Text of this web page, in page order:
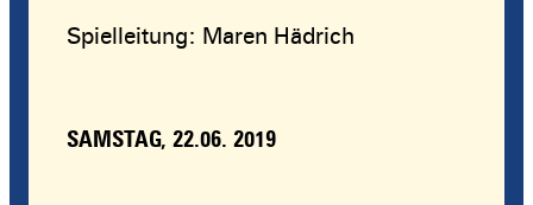
Spielleitung: Maren Hädrich
SAMSTAG, 22.06. 2019